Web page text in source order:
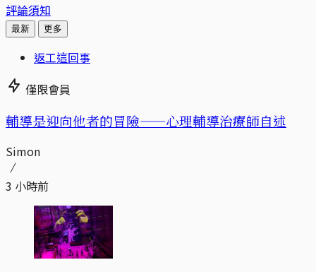
評論須知
最新 更多
返工這回事
僅限會員
輔導是迎向他者的冒險——心理輔導治療師自述
Simon
3 小時前